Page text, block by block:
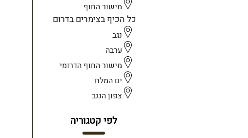
מישור החוף
כל הכיף בצימרים בדרום
נגב
ערבה
מישור החוף הדרומי
ים המלח
צפון הנגב
לפי קטגוריה